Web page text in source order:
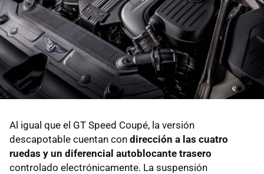
Al igual que el GT Speed Coupé, la versión
descapotable cuentan con dirección a las cuatro
ruedas y un diferencial autoblocante trasero
controlado electrónicamente. La suspensión